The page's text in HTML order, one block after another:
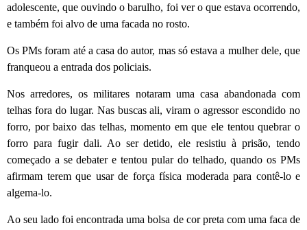
adolescente, que ouvindo o barulho, foi ver o que estava ocorrendo,
e também foi alvo de uma facada no rosto.
Os PMs foram até a casa do autor, mas só estava a mulher dele, que
franqueou a entrada dos policiais.
Nos arredores, os militares notaram uma casa abandonada com
telhas fora do lugar. Nas buscas ali, viram o agressor escondido no
forro, por baixo das telhas, momento em que ele tentou quebrar o
forro para fugir dali. Ao ser detido, ele resistiu à prisão, tendo
começado a se debater e tentou pular do telhado, quando os PMs
afirmam terem que usar de força física moderada para contê-lo e
algema-lo.
Ao seu lado foi encontrada uma bolsa de cor preta com uma faca de